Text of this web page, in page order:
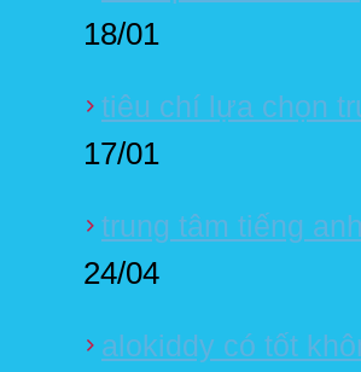
18/01
tiêu chí lựa chọn
17/01
trung tâm tiếng
24/04
alokiddy có tốt